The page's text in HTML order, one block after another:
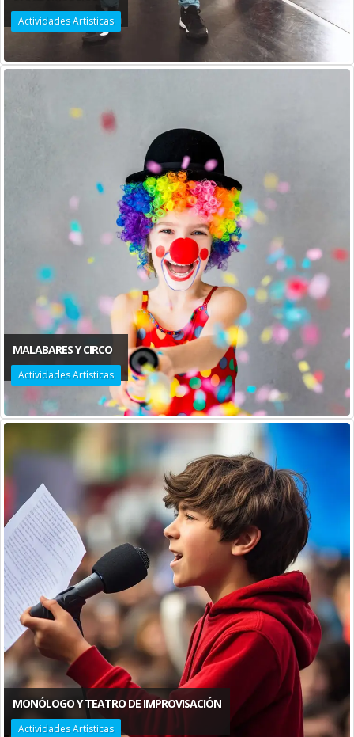
Actividades Artísticas
MALABARES Y CIRCO
Actividades Artísticas
MONÓLOGO Y TEATRO DE IMPROVISACIÓN
Actividades Artísticas